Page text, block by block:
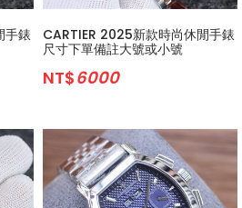
手錶
CARTIER 2025新款時尚休閒手錶
尺寸下單備註大號或小號
NT$6000